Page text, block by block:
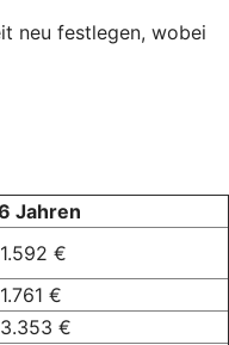
neu festlegen, wobei
Jahren
€
€
€